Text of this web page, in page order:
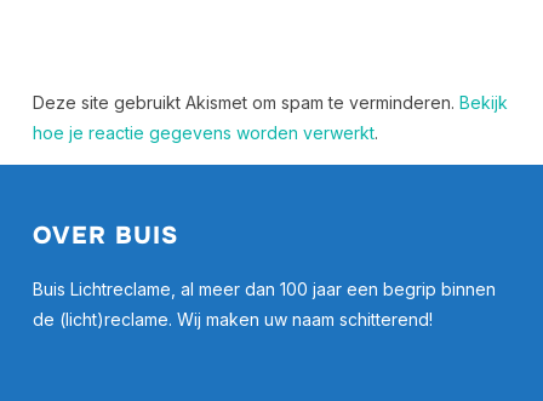
Deze site gebruikt Akismet om spam te verminderen. Bekijk
hoe je reactie gegevens worden verwerkt.
OVER BUIS
Buis Lichtreclame, al meer dan 100 jaar een begrip binnen
de (licht)reclame. Wij maken uw naam schitterend!